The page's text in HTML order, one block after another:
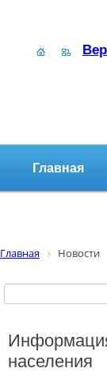
Главная
Главная Новости
населения